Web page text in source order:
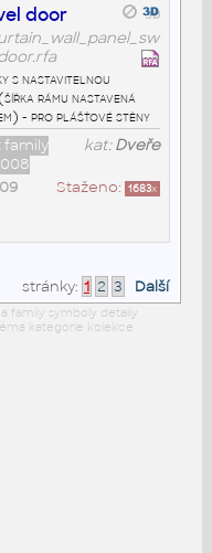
door
s nastavitelnou
rámu nastavená
- pro plášťové stěny
kat:Dveře
family
Staženo: 1683x
stránky: 1 2 3 Další
family symboly detaily
kategorie kolekce